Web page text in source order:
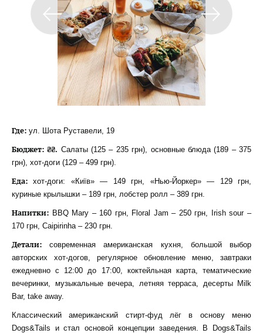
Где: ул. Шота Руставели, 19
Бюджет: ₴₴. Салаты (125 – 235 грн), основные блюда (189 – 375
грн), хот-доги (129 – 499 грн).
Еда: хот-доги: «Київ» — 149 грн, «Нью-Йоркер» — 129 грн,
куриные крылышки – 189 грн, лобстер ролл – 389 грн.
Напитки: BBQ Mary – 160 грн, Floral Jam – 250 грн, Irish sour –
170 грн, Caipirinha – 230 грн.
Детали: современная американская кухня, большой выбор
авторских хот-догов, регулярное обновление меню, завтраки
ежедневно с 12:00 до 17:00, коктейльная карта, тематические
вечеринки, музыкальные вечера, летняя терраса, десерты Milk
Bar, take away.
Классический американский стирт-фуд лёг в основу меню
Dogs&Tails и стал основой концепции заведения. В Dogs&Tails